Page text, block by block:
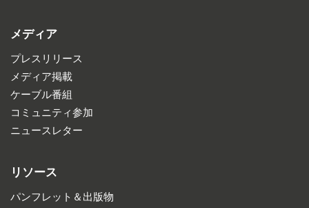
メディア
プレスリリース
メディア掲載
ケーブル番組
コミュニティ参加
ニュースレター
リソース
パンフレット＆出版物